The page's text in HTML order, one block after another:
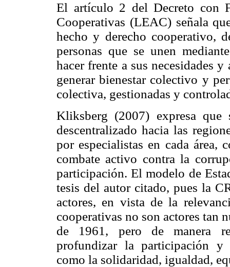
El artículo 2 del Decreto con
Cooperativas (LEAC) señala
hecho y derecho cooperativo,
personas que se unen
hacer frente a sus necesidades
generar bienestar colectivo y
colectiva, gestionadas y
Kliksberg (2007) expresa
descentralizado hacia las
por especialistas en cada
combate activo contra la
participación. El modelo de
tesis del autor citado, pues la
actores, en vista de la
cooperativas no son actores tan
de 1961, pero de manera
profundizar la participación y
como la solidaridad, igualdad,